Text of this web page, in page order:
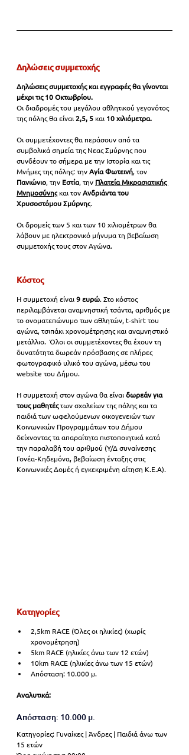
Δηλώσεις συμμετοχής
Δηλώσεις συμμετοχής και εγγραφές θα γίνονται
μέχρι τις 10 Οκτωβρίου.
Οι διαδρομές του μεγάλου αθλητικού γεγονότος
της πόλης θα είναι 2,5, 5 και 10 χιλιόμετρα.
Οι συμμετέχοντες θα περάσουν από τα
συμβολικά σημεία της Νεας Σμύρνης που
συνδέουν το σήμερα με την Ιστορία και τις
Μνήμες της πόλης: την Αγία Φωτεινή, τον
Πανιώνιο, την Εστία, την Πλατεία Μικρασιατικής
Μνημοσύνης και τον Ανδριάντα του
Χρυσοστόμου Σμύρνης.
Οι δρομείς των 5 και των 10 χιλιομέτρων θα
λάβουν με ηλεκτρονικό μήνυμα τη βεβαίωση
συμμετοχής τους στον Αγώνα.
Κόστος
Η συμμετοχή είναι 9 ευρώ. Στο κόστος
περιλαμβάνεται αναμνηστική τσάντα, αριθμός με
το ονοματεπώνυμο των αθλητών, t-shirt του
αγώνα, τσιπάκι χρονομέτρησης και αναμνηστικό
μετάλλιο.  Όλοι οι συμμετέχοντες θα έχουν τη
δυνατότητα δωρεάν πρόσβασης σε πλήρες
φωτογραφικό υλικό του αγώνα, μέσω του
website του Δήμου.
Η συμμετοχή στον αγώνα θα είναι δωρεάν για
τους μαθητές των σχολείων της πόλης και τα
παιδιά των ωφελούμενων οικογενειών των
Κοινωνικών Προγραμμάτων του Δήμου
δείχνοντας τα απαραίτητα πιστοποιητικά κατά
την παραλαβή του αριθμού (Υ/Δ συναίνεσης
Γονέα-Κηδεμόνα, βεβαίωση ένταξης στις
Κοινωνικές Δομές ή εγκεκριμένη αίτηση Κ.Ε.Α).
Κατηγορίες
2,5km RACE (Όλες οι ηλικίες) (χωρίς
χρονομέτρηση)
5km RACE (ηλικίες άνω των 12 ετών)
10km RACE (ηλικίες άνω των 15 ετών)
Απόσταση: 10.000 μ.
Αναλυτικά:
Απόσταση: 10.000 μ.
Κατηγορίες: Γυναίκες | Άνδρες | Παιδιά άνω των
15 ετών